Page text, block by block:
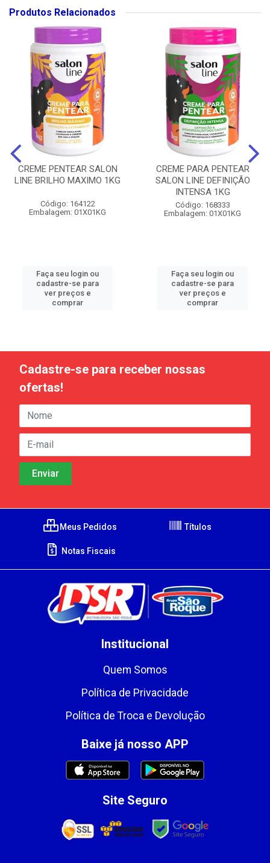
Produtos Relacionados
CREME PENTEAR SALON
LINE BRILHO MAXIMO 1KG
Código: 164122
Embalagem: 01X01KG
Faça seu login ou
cadastre-se para
ver preços e
comprar
CREME PARA PENTEAR
SALON LINE DEFINIÇÃO
INTENSA 1KG
Código: 168333
Embalagem: 01X01KG
Faça seu login ou
cadastre-se para
ver preços e
comprar
Cadastre-se para receber nossas
ofertas!
Meus Pedidos Títulos
Notas Fiscais
Institucional
Quem Somos
Política de Privacidade
Política de Troca e Devolução
Baixe já nosso APP
Site Seguro